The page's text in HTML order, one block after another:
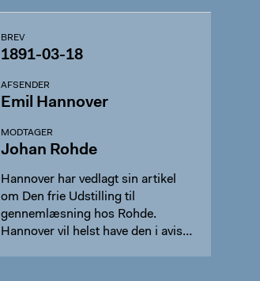
BREV
1891-03-18
AFSENDER
Emil Hannover
MODTAGER
Johan Rohde
Hannover har vedlagt sin artikel
om Den frie Udstilling til
gennemlæsning hos Rohde.
Hannover vil helst have den i avis…